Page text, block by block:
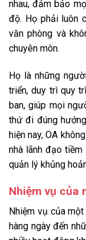
nhau, đảm bảo
độ. Họ phải luôn
văn phòng và
chuyên môn.
Họ là những
triển, duy trì quy
ban, giúp mọi
thứ đi đúng
hiện nay, OA
nhà lãnh đạo
quản lý khủng
Nhiệm vụ của
Nhiệm vụ của
hàng ngày đến